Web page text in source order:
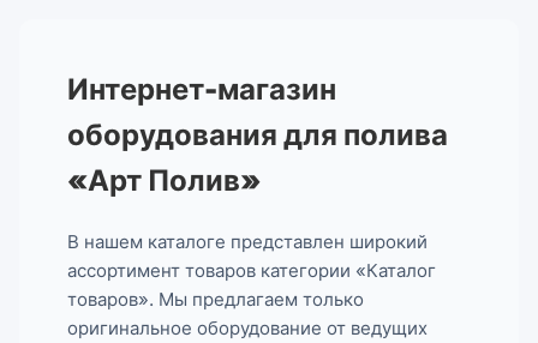
Интернет-магазин
оборудования для полива
«Арт Полив»
В нашем каталоге представлен широкий
ассортимент товаров категории «Каталог
товаров». Мы предлагаем только
оригинальное оборудование от ведущих